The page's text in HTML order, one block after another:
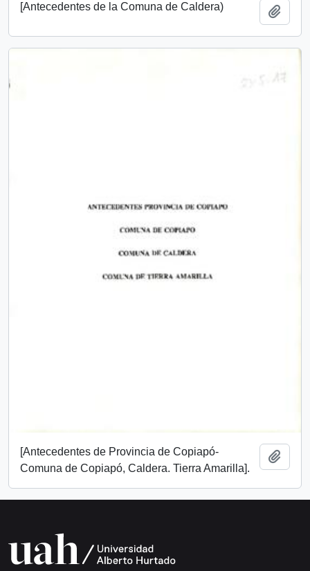
[Antecedentes de la Comuna de Caldera)
[Antecedentes de Provincia de Copiapó-
Comuna de Copiapó, Caldera. Tierra Amarilla].